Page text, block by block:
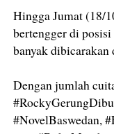
Hingga Jumat (18/
bertengger di
banyak dibicarakan
Dengan jumlah
#NovelBaswedan,